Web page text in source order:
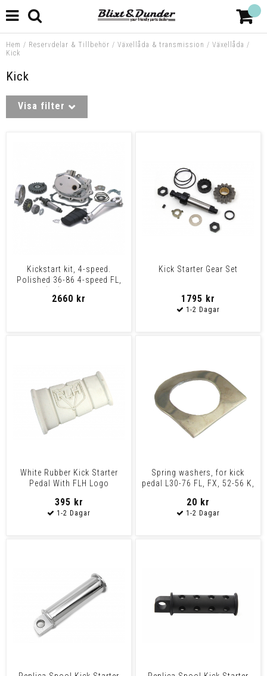
Hem / Reservdelar & Tillbehör / Växellåda & transmission / Växellåda /
Kick
Kick
Visa filter
Kickstart kit, 4-speed.
Polished 36-86 4-speed FL,
FX (NU) With a poli
2660 kr
Kick Starter Gear Set
1795 kr
White Rubber Kick Starter
Pedal With FLH Logo
395 kr
Spring washers, for kick
pedal L30-76 FL, FX, 52-56 K,
20 kr